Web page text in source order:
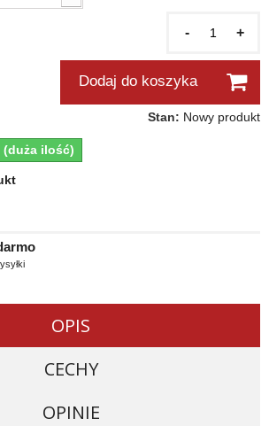
- +
Dodaj do koszyka
Stan: Nowy produkt
ilość)
OPIS
CECHY
OPINIE